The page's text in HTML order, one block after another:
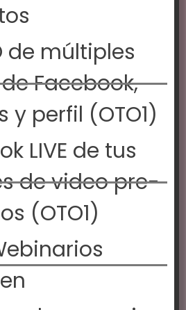
de múltiples
Facebook,
y perfil (OTO1)
LIVE de tus
de video pre-
(OTO1)